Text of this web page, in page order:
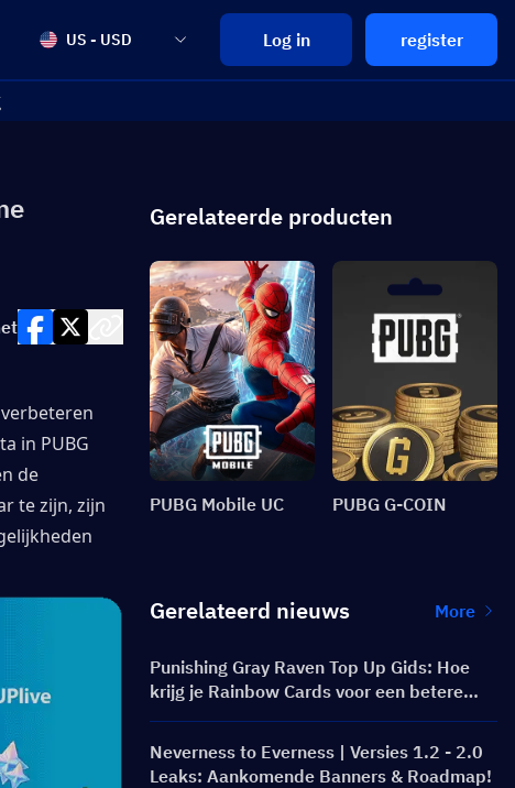
US - USD Log in register
in PUBG
de
te zijn, zijn
Gerelateerde producten
PUBG Mobile UC PUBG G-COIN
Gerelateerd nieuws More
Punishing Gray Raven Top Up Gids: Hoe
krijg je Rainbow Cards voor een betere
prijs?
Neverness to Everness | Versies 1.2 - 2.0
Leaks: Aankomende Banners & Roadmap!